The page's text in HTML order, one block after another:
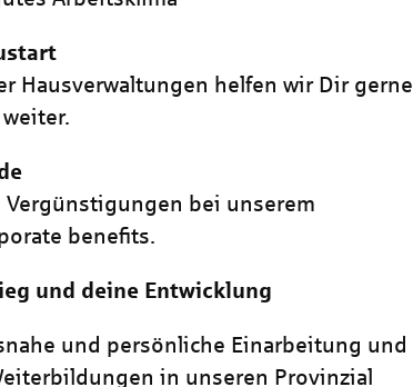
Hausverwaltungen helfen wir Dir gerne
bei unserem
benefits.
und deine Entwicklung
und persönliche Einarbeitung und
in unseren Provinzial